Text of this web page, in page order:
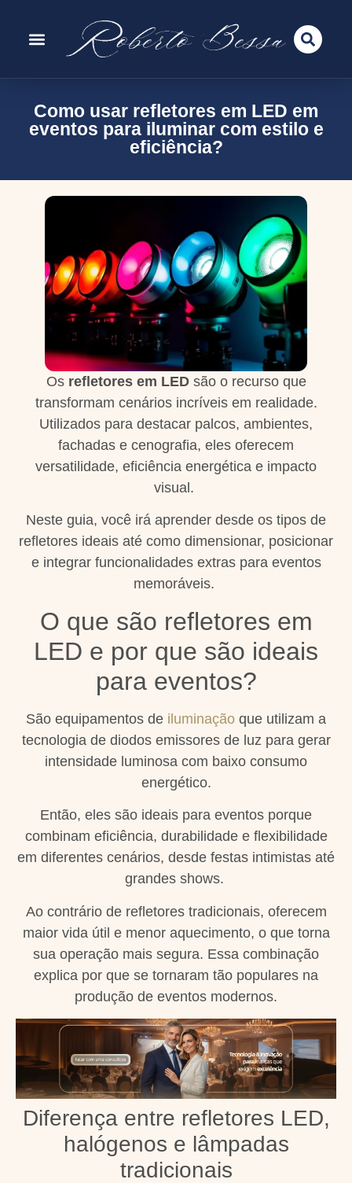
Como usar refletores em LED em
eventos para iluminar com estilo e
eficiência?
Os refletores em LEDsão o recurso que
transformam cenários incríveis em realidade.
Utilizados para destacar palcos, ambientes,
fachadas e cenografia, eles oferecem
versatilidade, eficiência energética e impacto
visual.
Neste guia, você irá aprender desde os tipos de
refletores ideais até como dimensionar, posicionar
e integrar funcionalidades extras para eventos
memoráveis.
O que são refletores em
LED e por que são ideais
para eventos?
São equipamentos de iluminação que utilizam a
tecnologia de diodos emissores de luz para gerar
intensidade luminosa com baixo consumo
energético.
Então, eles são ideais para eventos porque
combinam eficiência, durabilidade e flexibilidade
em diferentes cenários, desde festas intimistas até
grandes shows.
Ao contrário de refletores tradicionais, oferecem
maior vida útil e menor aquecimento, o que torna
sua operação mais segura. Essa combinação
explica por que se tornaram tão populares na
produção de eventos modernos.
Diferença entre refletores LED,
halógenos e lâmpadas
tradicionais